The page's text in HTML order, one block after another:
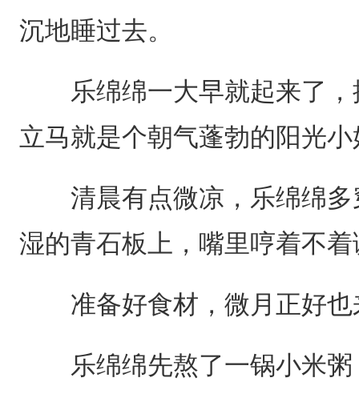
沉地睡过去。
乐绵绵一大早就起来了，
立马就是个朝气蓬勃的阳光
清晨有点微凉，乐绵绵多
湿的青石板上，嘴里哼着不
准备好食材，微月正好也
乐绵绵先熬了一锅小米粥